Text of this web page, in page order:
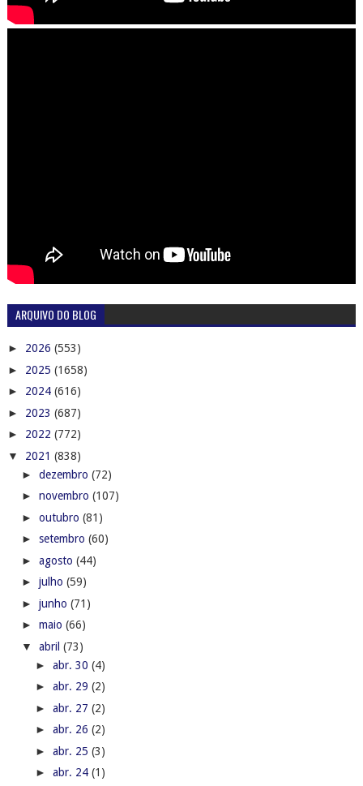
ARQUIVO DO BLOG
► 2026 (553)
► 2025 (1658)
► 2024 (616)
► 2023 (687)
► 2022 (772)
▼ 2021 (838)
► dezembro (72)
► novembro (107)
► outubro (81)
► setembro (60)
► agosto (44)
► julho (59)
► junho (71)
► maio (66)
▼ abril (73)
► abr. 30 (4)
► abr. 29 (2)
► abr. 27 (2)
► abr. 26 (2)
► abr. 25 (3)
► abr. 24 (1)